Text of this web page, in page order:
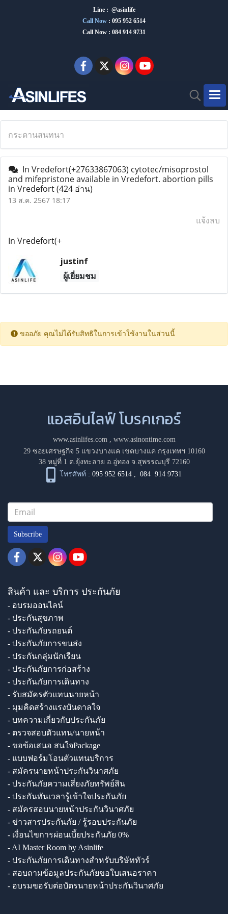
Line : @asinlife
Call Now : 095 952 6514
Call Now : 084 914 9731
กระดานสนทนา
In Vredefort(+27633867063) cytotec/misoprostol
and mifepristone available in Vredefort. abortion pills
in Vredefort(424 อ่าน)
13 ส.ค. 2567 18:17
แจ้งลบ
In Vredefort(+
justinf
ผู้เยี่ยมชม
ขออภัย คุณไม่ได้รับสิทธิในการเข้าใช้งานในส่วนนี้
แอสอินไลฟ์ โบรคเกอร์
www.asinlifes.com, www.asinontime.com
29 ซอยเศรษฐกิจ 5 แขวงบางแค เขตบางแค กรุงเทพฯ 10160
38 หมู่ที่ 1 ต.ยุ้งทะลาย อ.อู่ทอง จ.สุพรรณบุรี 72160
โทรศัพท์ : 095 952 6514 ,084 914 9731
Subscribe
สินค้า และ บริการ ประกันภัย
- อบรมออนไลน์
- ประกันสุขภาพ
- ประกันภัยรถยนต์
- ประกันภัยการขนส่ง
- ประกันกลุ่มนักเรียน
- ประกันภัยการก่อสร้าง
- ประกันภัยการเดินทาง
- รับสมัครตัวแทนนายหน้า
- มุมคิดสร้างแรงบันดาลใจ
- บทความเกี่ยวกับประกันภัย
- ตรวจสอบตัวแทน/นายหน้า
- ขอข้อเสนอ สนใจPackage
- แบบฟอร์มโอนตัวแทนบริการ
- สมัครนายหน้าประกันวินาศภัย
- ประกันภัยความเสี่ยงภัยทรัพย์สิน
- ประกันทันเวลารู้เข้าใจประกันภัย
- สมัครสอบนายหน้าประกันวินาศภัย
- ข่าวสารประกันภัย / รู้รอบประกันภัย
- เงื่อนไขการผ่อนเบี้ยประกันภัย 0%
- AI Master Room by Asinlife
- ประกันภัยการเดินทางสำหรับบริษัททัวร์
- สอบถามข้อมูลประกันภัยขอใบเสนอราคา
- อบรมขอรับต่อบัตรนายหน้าประกันวินาศภัย